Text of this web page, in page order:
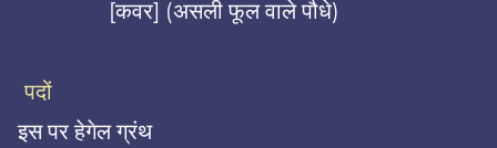
[कवर] (असली फूल वाले पौधे)
पदों
इस पर हेगेल ग्रंथ